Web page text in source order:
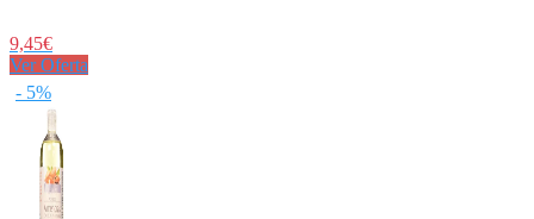
9,45€
Ver Oferta
- 5%